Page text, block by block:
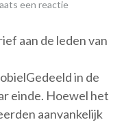
een reactie
aan de leden van
in de
einde. Hoewel het
aanvankelijk